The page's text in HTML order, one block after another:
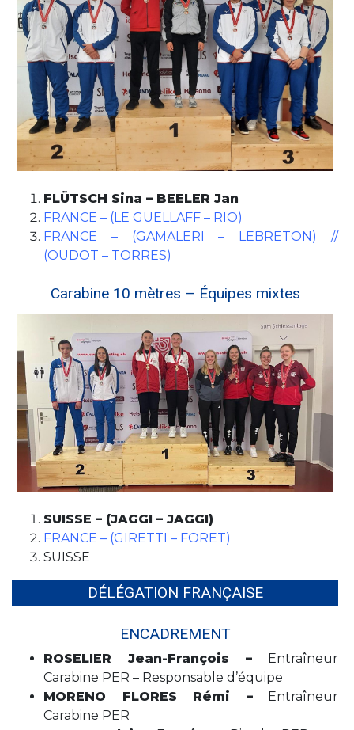
FLÜTSCH Sina – BEELER Jan
FRANCE – (LE GUELLAFF – RIO)
FRANCE – (GAMALERI – LEBRETON) //
(OUDOT – TORRES)
Carabine 10 mètres – Équipes mixtes
SUISSE – (JAGGI – JAGGI)
FRANCE – (GIRETTI – FORET)
SUISSE
DÉLÉGATION FRANÇAISE
ENCADREMENT
ROSELIER Jean-François – Entraîneur
Carabine PER – Responsable d’équipe
MORENO FLORES Rémi –Entraîneur
Carabine PER